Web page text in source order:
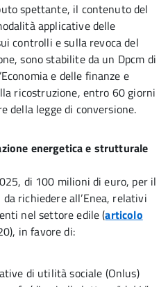
spettante, il contenuto del
applicative delle
controlli e sulla revoca del
sono stabilite da un Dpcm di
e delle finanze e
ricostruzione, entro 60 giorni
della legge di conversione.
energetica e strutturale
di 100 milioni di euro, per il
richiedere all’Enea, relativi
nel settore edile (articolo
in favore di:
di utilità sociale (Onlus)